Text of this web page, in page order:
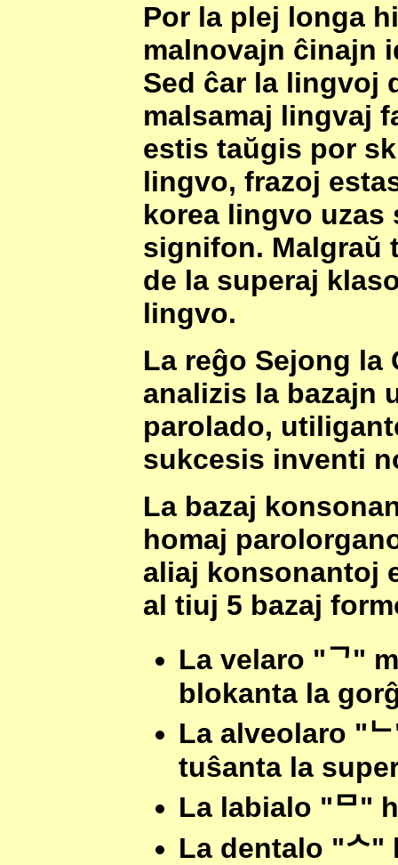
Por la plej longa
malnovajn ĉinajn
Sed ĉar la lingvoj
malsamaj lingvaj
estis taŭgis por
lingvo, frazoj
korea lingvo
signifon. Malgraŭ
de la superaj
lingvo.
La reĝo Sejong la
analizis la bazajn
parolado,
sukcesis inventi
La bazaj
homaj
aliaj konsonantoj
al tiuj 5 bazaj
La velaro "ᄀ"
blokanta la
La alveolaro "ᄂ
tuŝanta la
La labialo "ᄆ"
La dentalo "ᄉ"